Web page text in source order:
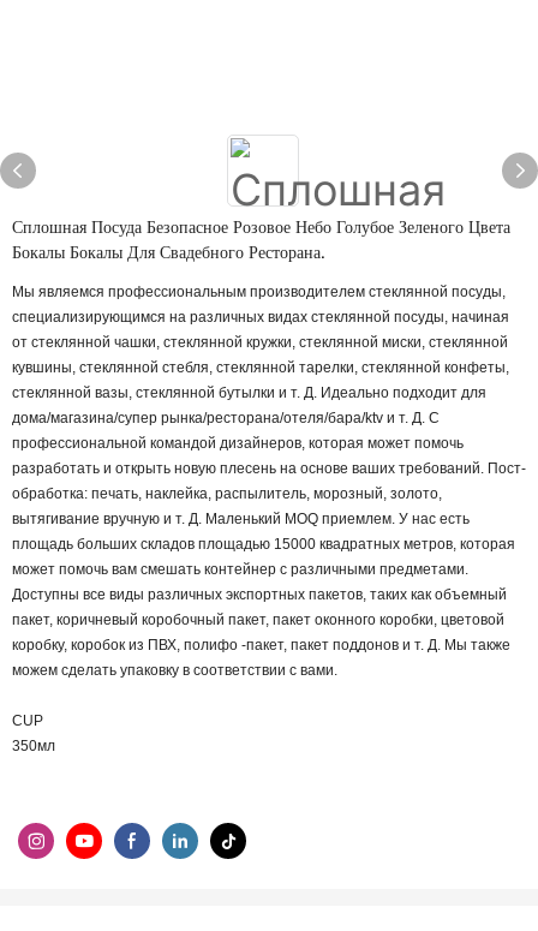
Сплошная Посуда Безопасное Розовое Небо Голубое Зеленого Цвета
Бокалы Бокалы Для Свадебного Ресторана.
Мы являемся профессиональным производителем стеклянной посуды,
специализирующимся на различных видах стеклянной посуды, начиная
от стеклянной чашки, стеклянной кружки, стеклянной миски, стеклянной
кувшины, стеклянной стебля, стеклянной тарелки, стеклянной конфеты,
стеклянной вазы, стеклянной бутылки и т. Д. Идеально подходит для
дома/магазина/супер рынка/ресторана/отеля/бара/ktv и т. Д. С
профессиональной командой дизайнеров, которая может помочь
разработать и открыть новую плесень на основе ваших требований. Пост-
обработка: печать, наклейка, распылитель, морозный, золото,
вытягивание вручную и т. Д. Маленький MOQ приемлем. У нас есть
площадь больших складов площадью 15000 квадратных метров, которая
может помочь вам смешать контейнер с различными предметами.
Доступны все виды различных экспортных пакетов, таких как объемный
пакет, коричневый коробочный пакет, пакет оконного коробки, цветовой
коробку, коробок из ПВХ, полифо -пакет, пакет поддонов и т. Д. Мы также
можем сделать упаковку в соответствии с вами.
CUP
350мл